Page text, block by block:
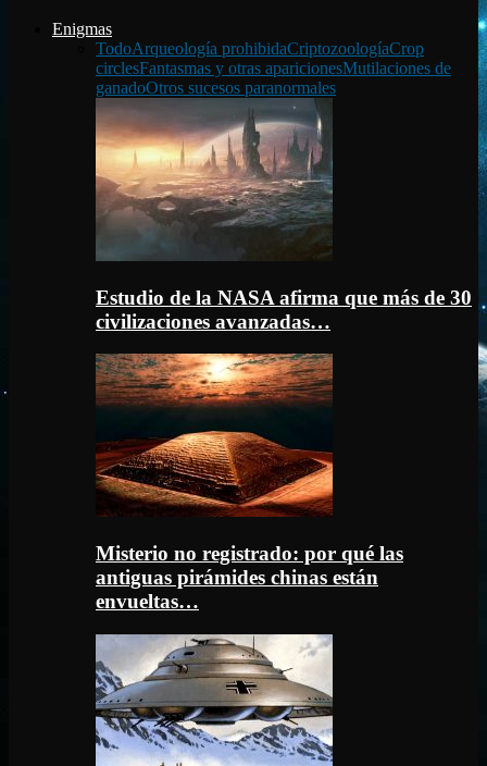
Enigmas
TodoArqueología prohibidaCriptozoologíaCrop
circlesFantasmas y otras aparicionesMutilaciones de
ganadoOtros sucesos paranormales
Estudio de la NASA afirma que más de 30
civilizaciones avanzadas…
Misterio no registrado: por qué las
antiguas pirámides chinas están
envueltas…